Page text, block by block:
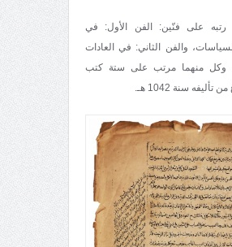
رتبه على فنّين: الفن الأول: في
والفن الثاني: في العادات
وكل منهما مرتب على ستة كتب
سنة 1042 هـ.